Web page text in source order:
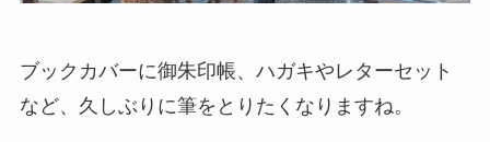
ブックカバーに御朱印帳、ハガキやレターセット
など、久しぶりに筆をとりたくなりますね。